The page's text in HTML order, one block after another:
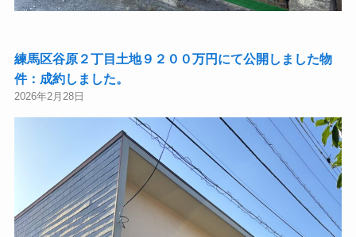
練馬区谷原２丁目土地９２００万円にて公開しました物
件：成約しました。
2026年2月28日